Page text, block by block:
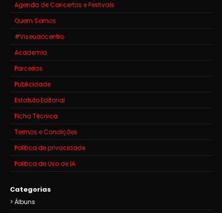
Agenda de Concertos e Festivais
Quem Somos
#Viseuaocentro
Academia
Parcerias
Publicidade
Estatuto Editorial
Ficha Técnica
Termos e Condições
Política de privacidade
Política de Uso de IA
Categorias
Álbuns